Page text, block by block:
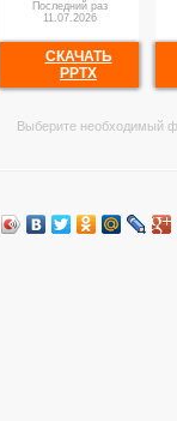
Последний раз
11.07.2026
СКАЧАТЬ
PPTX
Выберите необходимый